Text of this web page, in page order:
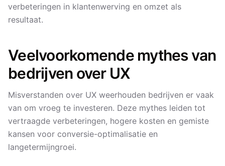
verbeteringen in klantenwerving en omzet als
resultaat.
Veelvoorkomende mythes van
bedrijven over UX
Misverstanden over UX weerhouden bedrijven er vaak
van om vroeg te investeren. Deze mythes leiden tot
vertraagde verbeteringen, hogere kosten en gemiste
kansen voor conversie-optimalisatie en
langetermijngroei.